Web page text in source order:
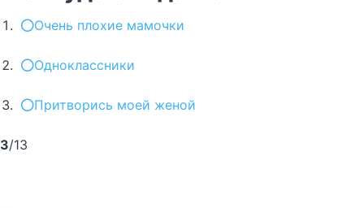
Очень плохие мамочки
Одноклассники
Притворись моей женой
3/13